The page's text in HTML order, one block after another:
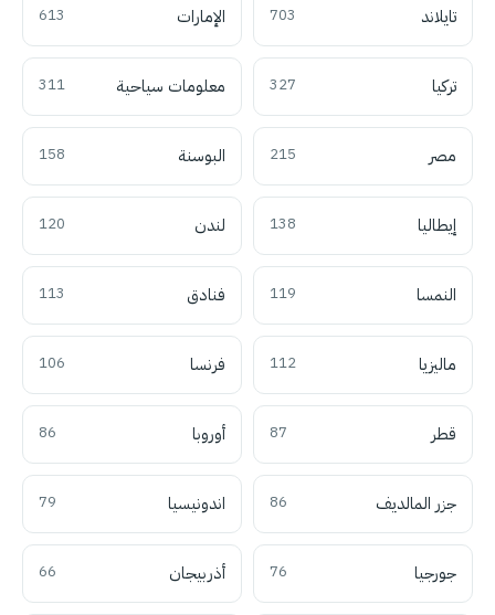
تايلاند 703 الإمارات 613
تركيا 327 معلومات سياحية 311
مصر 215 البوسنة 158
إيطاليا 138 لندن 120
النمسا 119 فنادق 113
ماليزيا 112 فرنسا 106
قطر 87 أوروبا 86
جزر المالديف 86 اندونيسيا 79
جورجيا 76 أذربيجان 66